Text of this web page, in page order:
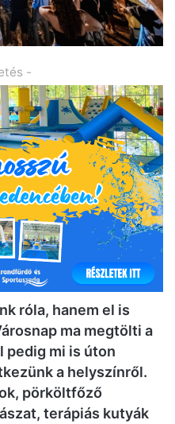
-
róla, hanem el is
ma megtölti a
pedig mi is úton
a helyszínről.
pörköltfőző
terápiás kutyák